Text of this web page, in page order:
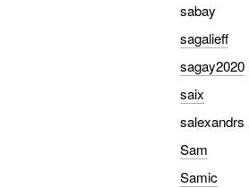
sabay
sagalieff
sagay2020
saix
salexandrs
Sam
Samic